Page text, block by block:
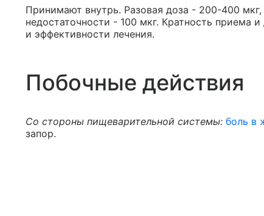
Принимают внутрь. Разовая доза - 200-400
недостаточности - 100 мкг. Кратность приема
и эффективности лечения.
Побочные действия
Со стороны пищеварительной системы: боль в
запор.